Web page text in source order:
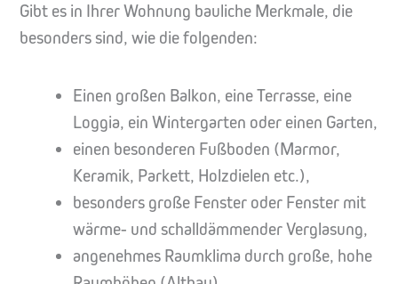
Gibt es in Ihrer Wohnung bauliche Merkmale, die
besonders sind, wie die folgenden:
Einen großen Balkon, eine Terrasse, eine
Loggia, ein Wintergarten oder einen Garten,
einen besonderen Fußboden (Marmor,
Keramik, Parkett, Holzdielen etc.),
besonders große Fenster oder Fenster mit
wärme- und schalldämmender Verglasung,
angenehmes Raumklima durch große, hohe